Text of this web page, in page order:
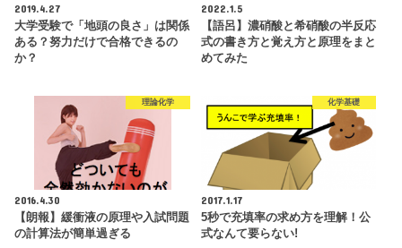
2019.4.27
大学受験で「地頭の良さ」は関係
ある？努力だけで合格できるの
か？
2022.1.5
【語呂】濃硝酸と希硝酸の半反応
式の書き方と覚え方と原理をまと
めてみた
理論化学
2016.4.30
【朗報】緩衝液の原理や入試問題
の計算法が簡単過ぎる
化学基礎
2017.1.17
5秒で充填率の求め方を理解！公
式なんて要らない!